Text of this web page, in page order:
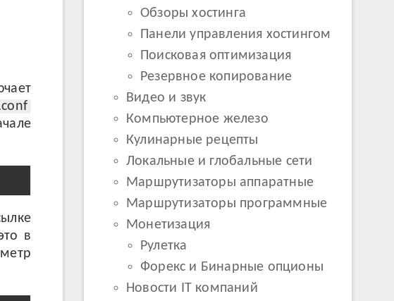
в
Обзоры хостинга
Панели управления хостингом
Поисковая оптимизация
Резервное копирование
Видео и звук
Компьютерное железо
Кулинарные рецепты
Локальные и глобальные сети
Маршрутизаторы аппаратные
Маршрутизаторы программные
Монетизация
Рулетка
Форекс и Бинарные опционы
Новости IT компаний